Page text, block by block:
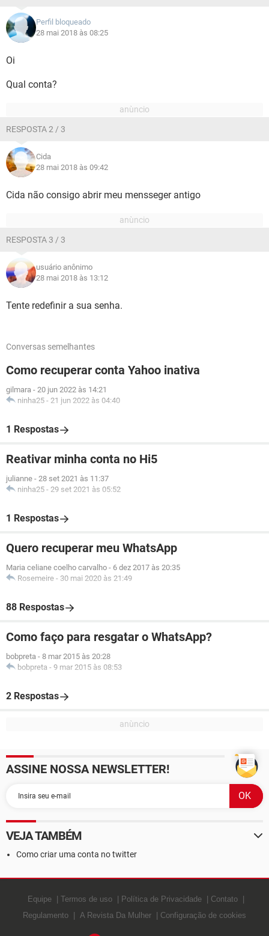
Perfil bloqueado
28 mai 2018 às 08:25
Oi
Qual conta?
RESPOSTA 2 / 3
Cida
28 mai 2018 às 09:42
Cida não consigo abrir meu mensseger antigo
RESPOSTA 3 / 3
usuário anônimo
28 mai 2018 às 13:12
Tente redefinir a sua senha.
Conversas semelhantes
Como recuperar conta Yahoo inativa
gilmara - 20 jun 2022 às 14:21
ninha25 - 21 jun 2022 às 04:40
1 Respostas
Reativar minha conta no Hi5
julianne - 28 set 2021 às 11:37
ninha25 - 29 set 2021 às 05:52
1 Respostas
Quero recuperar meu WhatsApp
Maria celiane coelho carvalho - 6 dez 2017 às 20:35
Rosemeire - 30 mai 2020 às 21:49
88 Respostas
Como faço para resgatar o WhatsApp?
bobpreta - 8 mar 2015 às 20:28
bobpreta - 9 mar 2015 às 08:53
2 Respostas
ASSINE NOSSA NEWSLETTER!
VEJA TAMBÉM
Como criar uma conta no twitter
Equipe Termos de uso Política de Privacidade
Contato
Regulamento
A Revista Da Mulher Configuração de cookies